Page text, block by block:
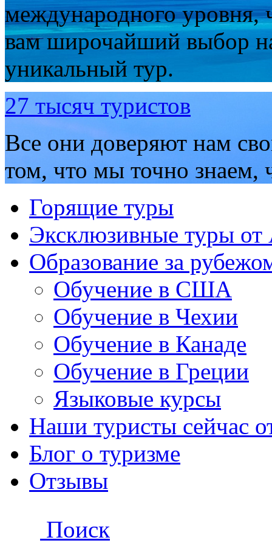
международного уровня,
вам широчайший выбор
уникальный тур.
27 тысяч туристов
Все они доверяют нам
том, что мы точно
Горящие туры
Эксклюзивные туры от
Образование за
Обучение в США
Обучение в Чехии
Обучение в Канаде
Обучение в Греции
Языковые курсы
Наши туристы сейчас
Блог о туризме
Отзывы
Поиск